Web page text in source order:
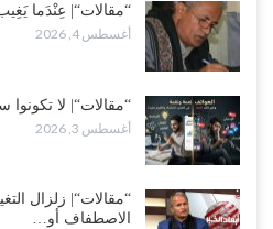
“مقالات“| عِنْدَما
أغسطس 4, 2026
“مقالات“| لا تكونوا
أغسطس 3, 2026
“مقالات“| زلزال
الاصطفاف أو…